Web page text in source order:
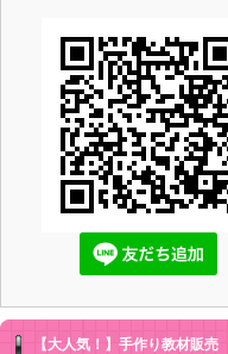
【大人気！】手作り教材販売